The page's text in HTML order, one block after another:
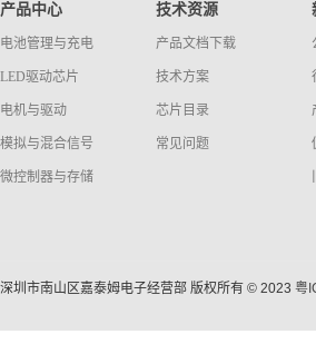
产品中心
电池管理与充电
LED驱动芯片
电机与驱动
模拟与混合信号
微控制器与存储
技术资源
产品文档下载
技术方案
芯片目录
常见问题
深圳市南山区嘉泰姆电子经营部 版权所有 © 2023 粤